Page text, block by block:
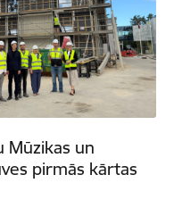
Mūzikas un
pirmās kārtas